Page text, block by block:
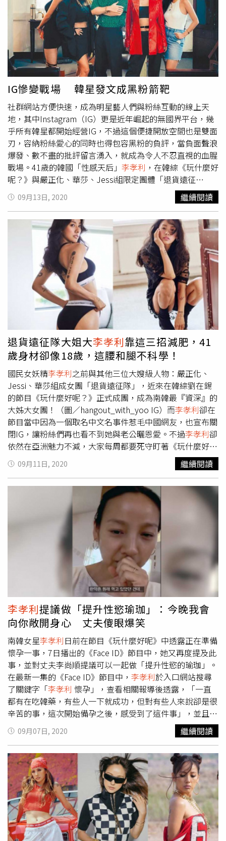
愛的兩人不得不分開的熟悉套路，劇中男女主角在得知彼此
的身分後，為維護家庭並守護愛情，而決定要隱瞞家人結
婚，劇情發展令人耳目一新。崔允英飾演擁有超強生活能
力、極富責任心、又熱血的準大學生「崔高若」，因爸爸外
遇拋棄家人，必須扛起一家之長的重責、成為家中支柱，為
此她不顧一切，水潑溼身或挨打流血都在所不惜。崔高若在
最狼狽的時候，總會撞見專門負責離婚官司、公認刀子手的
律師閔知碩（具元飾演），有次崔高若代替妹妹崔高鳳去談
判，剛好閔知碩在旁聽見舌槍唇戰的對話，誤以為崔高若是
破壞別人家庭的蛇蠍女小三，可是後來相處卻發現崔高若是
真誠的人，腦海揮不去她的身影，更忍不住想要成為她的支
柱依靠，即使危險關頭也不想放開她的手。對於出演新劇，
崔允英表示：「非常榮幸能與優秀的製作團隊、演員們合
作，最重要的是劇本非常出色，讓我十分期待最終的成品。
大家都在同心協力地準備著，希望觀眾朋友們多多期待。」
中天娛樂台39頻道3月15日（一）起，每周一至周五晚間6
點播出《前世的冤家》。
IG慘變戰場 韓星發文成黑粉箭靶
社群網站方便快速，成為明星藝人們與粉絲互動的線上天
地，其中Instagram（IG）更是近年崛起的無國界平台，幾
乎所有韓星都開始經營IG，不過這個便捷開放空間也是雙面
刃，容納粉絲愛心的同時也得包容黑粉的負評，當負面聲浪
爆發、數不盡的批評留言湧入，就成為令人不忍直視的血腥
戰場。41歲的韓國「性感天后」 李孝利 ，在韓綜《玩什麼好
呢？》與嚴正化、華莎、Jessi組限定團體「退貨遠征
隊」，並由節目主持人劉在錫擔任經紀人，日前李孝利在節
目表示想改中文藝名為「MAO」欲進軍國際，卻因讀音近
「毛」遭大陸網友撻伐，李孝利大受影響，不得不宣布停用
IG。Tiffany誤觸兩國歷史敏感帶，引發網友狂丟負評。（圖
／摘自IG）轉移話題無效雖然MBC電視台將有關片段刪除，
製作單位也發聲明澄清，「
提到的MAO沒有影射特定
人物的意思」，劉在錫更在新1集節目中提議， 李孝利改取
藝名為「萬玉」，想藉其他話題避開爭議，卻仍止不住網友
怒火，往李孝利的IG猛灌20萬則批評。「韓流帝王」Super
Junior前成員強仁過去因酒駕、鬥毆形象全毀，長久以來遭
粉絲聯署抵制退團，去年7月正式宣布退出團體，轉拍網路
劇。Super Junior現任主唱藝聲透過IG限時動態替強仁宣傳
網路劇，卻因此成為黑粉箭靶，IG遭負面言論洗版數日，甚
至有人明嗆：「想支持那種人（強仁），最好有連自己（藝
聲）都保不住的準備。」藝聲曾因力挺前團員而遭到網友出
征，事後也發文道歉。（圖／報系資料照）藝聲為友惹腥藝
聲沉默多日後，選擇在IG發文致歉：「我以為不用說明，大
家也會懂我，好像是我太貪心了。長久以來，每當我在準備
什麼時、感到鬱悶、孤單時，成為我唯一力量的就是大家珍
貴的心意，這次也一樣，但因為我輕率的行為，好像傷害到
大家了。」天團「少女時代」美籍韓裔成員Tiffany也曾因誤
觸日韓國史瘡疤，遭大批韓國網友在IG出征，2016年「少
女時代」在東京參與SMTOWN家族演唱會，演出結束後，
Tiffany在IG貼出4張照片，除了其中1張有著日本國旗和愛心
符號外，另1張更是用當時代表日本軍國主義的「旭日旗字
體」，寫著「TOKYO JAPAN」。由於貼文隔天的8月15日是
南韓的「光復節」，紀念第二次世界大戰對日抗戰勝利，對
於韓國國民來說意義重大，Tiffany卻在敏感時機點於14日深
夜發文，引來韓國網友湧入IG痛罵，之後她將爭議照片刪
除，也火速貼出手寫的道歉文章，寫下是自己失誤，感到羞
愧也深刻反省，接連道歉滅火。
09月13日, 2020 繼續閱讀
退貨遠征隊大姐大李孝利靠這三招減肥，41
歲身材卻像18歲，這腰和腿不科學！
國民女妖精李孝利之前與其他三位大嫂級人物：嚴正化、
Jessi、華莎組成女團「退貨遠征隊」，近來在韓綜劉在錫
的節目《玩什麼好呢？》正式成團，成為南韓最『資深』的
大姊大女團！（圖／hangout_with_yoo IG）而李孝利卻在
節目當中因為一個取名中文名事件惹毛中國網友，也宣布關
閉IG，讓粉絲們再也看不到她與老公曬恩愛。不過李孝利卻
依然在亞洲魅力不減，大家每周都要死守盯著《玩什麼好
呢？》，看看孝利姐還能變出什麼好笑的新鮮事！（圖／
hangout_with_yoo IG）至於
的好身材真的是大家有
目共睹，41歲的她身材還是超級性感，她說自己其實本來是
愛喝酒的，但戒掉之後就可以瘦得很快，因為一喝酒精就容
易肚子餓，不知不覺攝取了很多食物，另外就是她不吃陸地
食物，會走的都不吃，所以現在她都吃海鮮為主，脂肪熱量
較低，也對身體比較沒負擔！另外天天喝檸檬水，還有在之
前《孝利家民宿》中，她每天都會在早上起床空腹喝一杯普
洱茶，去油解膩！ 李孝利為時尚雜誌拍攝大頁面身材超正
（圖／擷取自fyeahkoreanphotoshoots網站）
09月11日, 2020 繼續閱讀
李孝利提議做「提升性慾瑜珈」：今晚我會
向你敞開身心 丈夫傻眼爆笑
南韓女星李孝利日前在節目《玩什麼好呢》中透露正在準備
懷孕一事，7日播出的《Face ID》節目中，她又再度提及此
事，並對丈夫李尚順提議可以一起做「提升性慾的瑜珈」。
在最新一集的《Face ID》節目中， 李孝利於入口網站搜尋
了關鍵字「李孝利 懷孕」，查看相關報導後透露，「一直
都有在吃韓藥，有些人一下就成功，但對有些人來說卻是很
辛苦的事，這次開始備孕之後，感受到了這件事」，並且表
示很開心網友支持她，她會好好努力的。
李孝利向丈夫李尚
順提議做提升性慾的瑜珈，李尚順瞬間爆笑。（圖／翻攝
《Face ID》）李孝利接著搜尋有助於懷孕的瑜珈動作，並
打視訊電話給李尚順說「為了今晚的『大事』，一起來做提
升性慾的瑜珈吧。」一說完李尚順瞬間爆笑，她繼續解釋
「開玩笑說要懷孕，結果收到很多祝福私訊，今晚我的身心
會向你敞開的」，然後做出雙腿劈開的瑜珈姿勢。丈夫李尚
順也問李孝利為何想懷孕？李孝利也相當認真地解釋「事情
搞得太大了，因為是綜藝，所以想著要搞笑才說的，但這也
讓我了解到會開那種玩笑，應該也是因為時候到了」。
09月07日, 2020 繼續閱讀